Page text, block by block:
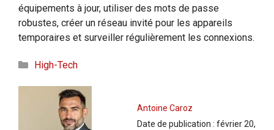
équipements à jour, utiliser des mots de passe
robustes, créer un réseau invité pour les appareils
temporaires et surveiller régulièrement les connexions.
Catégories
High-Tech
Antoine Caroz
Date de publication : février 20,